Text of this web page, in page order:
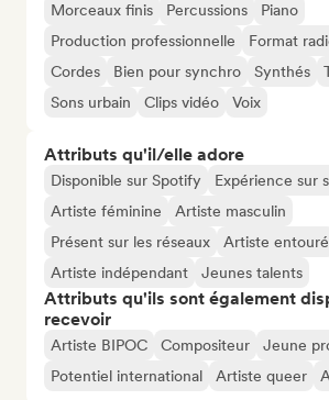
Morceaux finis
Percussions
Piano
Production professionnelle
Format
Cordes
Bien pour synchro Synthés
Sons urbain
Clips vidéo Voix
Attributs qu'il/elle adore
Disponible sur Spotify
Expérience sur
Artiste féminine
Artiste masculin
Présent sur les réseaux
Artiste entouré
Artiste indépendant
Jeunes talents
Attributs qu'ils sont également
recevoir
Artiste BIPOC Compositeur
Jeune
Potentiel international
Artiste queer